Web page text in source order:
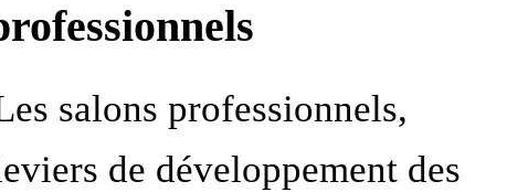
salons professionnels,
de développement des